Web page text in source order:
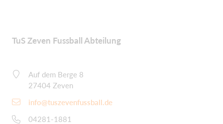
TuS Zeven Fussball Abteilung
Auf dem Berge 8
27404 Zeven
info@tuszevenfussball.de
04281-1881